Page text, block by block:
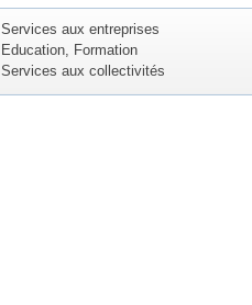
Services aux entreprises
Education, Formation
Services aux collectivités